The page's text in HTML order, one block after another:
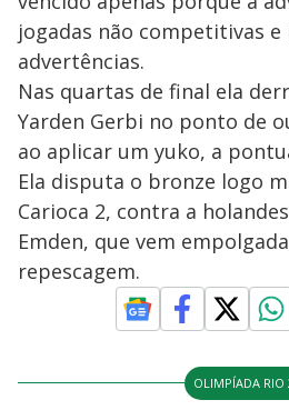
jogadas não competitivas
advertências.
Nas quartas de final ela
Yarden Gerbi no ponto de
ao aplicar um yuko, a
Ela disputa o bronze logo
Carioca 2, contra a
Emden, que vem
repescagem.
OLIMPÍADA RIO